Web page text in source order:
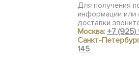
Для получения
информации
доставки
Москва: +7 (925)
Санкт-
145